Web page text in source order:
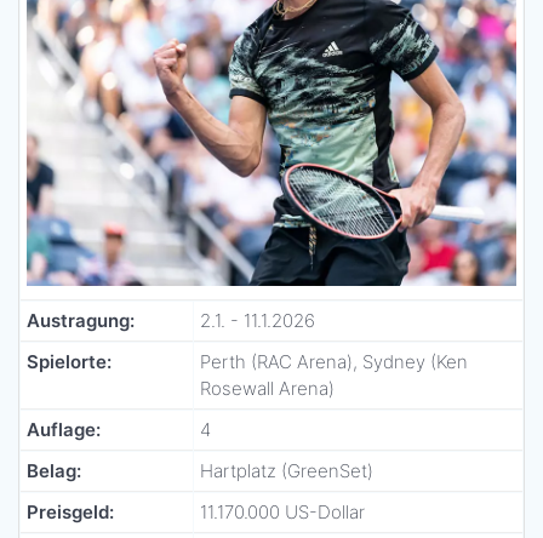
Austragung:
2.1. - 11.1.2026
Spielorte:
Perth (RAC Arena), Sydney (Ken
Rosewall Arena)
Auflage:
4
Belag:
Hartplatz (GreenSet)
Preisgeld:
11.170.000 US-Dollar